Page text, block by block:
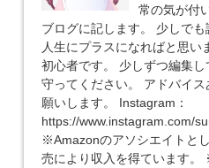
常の気が付
ブログに記します。 少しで
人生にプラスになればと思います。 見ての通り
初心者です。 少しずつ編集
守ってください。 アドバイ
願いします。 Instagram：
https://www.instagram.com/
※Amazonのアソシエイトと
売により収入を得ています。